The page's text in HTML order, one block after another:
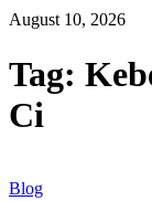
August 10, 2026
Tag:
Ci
Blog